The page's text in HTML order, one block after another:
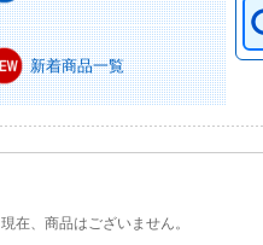
新着商品一覧
現在、商品はございません。